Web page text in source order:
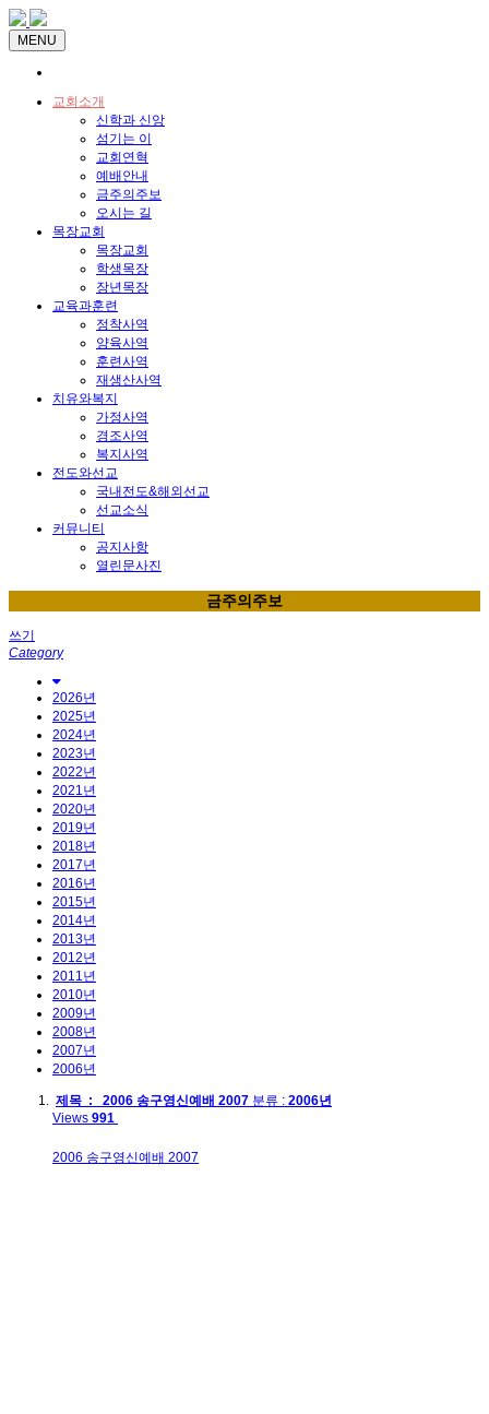
MENU
교회소개
신학과 신앙
섬기는 이
교회연혁
예배안내
금주의주보
오시는 길
목장교회
목장교회
학생목장
장년목장
교육과훈련
정착사역
양육사역
훈련사역
재생산사역
치유와복지
가정사역
경조사역
복지사역
전도와선교
국내전도&해외선교
선교소식
커뮤니티
공지사항
열린문사진
금주의주보
쓰기
Category
2026년
2025년
2024년
2023년
2022년
2021년
2020년
2019년
2018년
2017년
2016년
2015년
2014년
2013년
2012년
2011년
2010년
2009년
2008년
2007년
2006년
제목 : 2006 송구영신예배 2007 분류 : 2006년
Views 991
2006 송구영신예배 2007